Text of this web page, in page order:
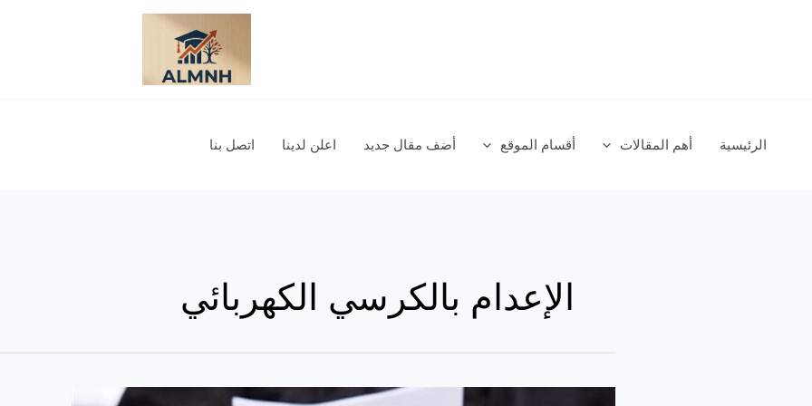
الرئيسية أهم المقالات أقسام الموقع أضف مقال جديد اعلن لدينا اتصل بنا
الإعدام بالكرسي الكهربائي